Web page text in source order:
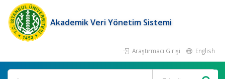
Akademik Veri Yönetim Sistemi
Araştırmacı Girişi English
Ara